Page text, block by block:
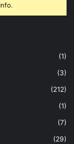
(1)
(3)
(212)
(1)
(7)
(29)